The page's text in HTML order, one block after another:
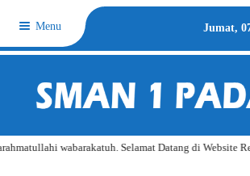
Menu Jumat,
wabarakatuh. Selamat Datang di Website